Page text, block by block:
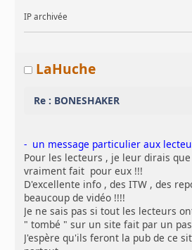
IP archivée
LaHuche
Re : BONESHAKER
- un message particulier aux
Pour les lecteurs , je leur dirais que
vraiment fait pour eux !!!
D'excellente info , des ITW , des
beaucoup de vidéo !!!!
Je ne sais pas si tout les lecteurs
" tombé " sur un site fait par un
J'espère qu'ils feront la pub de ce